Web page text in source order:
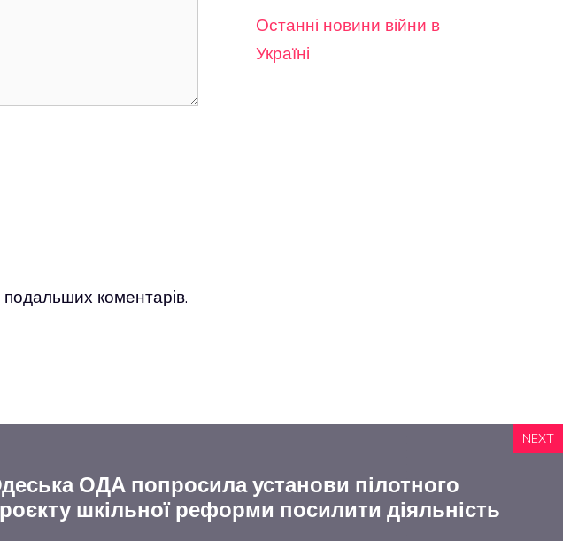
коментарів.
Останні новини війни в
Україні
NEXT
ОДА попросила установи пілотного
шкільної реформи посилити діяльність